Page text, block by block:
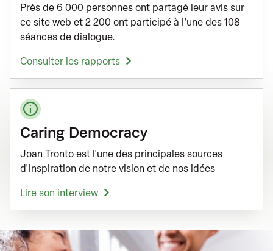
Près de 6 000 personnes ont partagé leur avis sur
ce site web et 2 200 ont participé à l’une des 108
séances de dialogue.
Consulter les rapports
Caring Democracy
Joan Tronto est l'une des principales sources
d'inspiration de notre vision et de nos idées
Lire son interview